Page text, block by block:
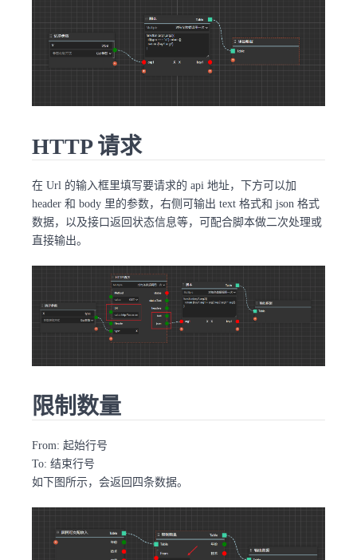
HTTP 请求
在 Url 的输入框里填写要请求的 api 地址，下方可以加
header 和 body 里的参数，右侧可输出 text 格式和 json 格式
数据，以及接口返回状态信息等，可配合脚本做二次处理或
直接输出。
限制数量
From: 起始行号
To: 结束行号
如下图所示，会返回四条数据。